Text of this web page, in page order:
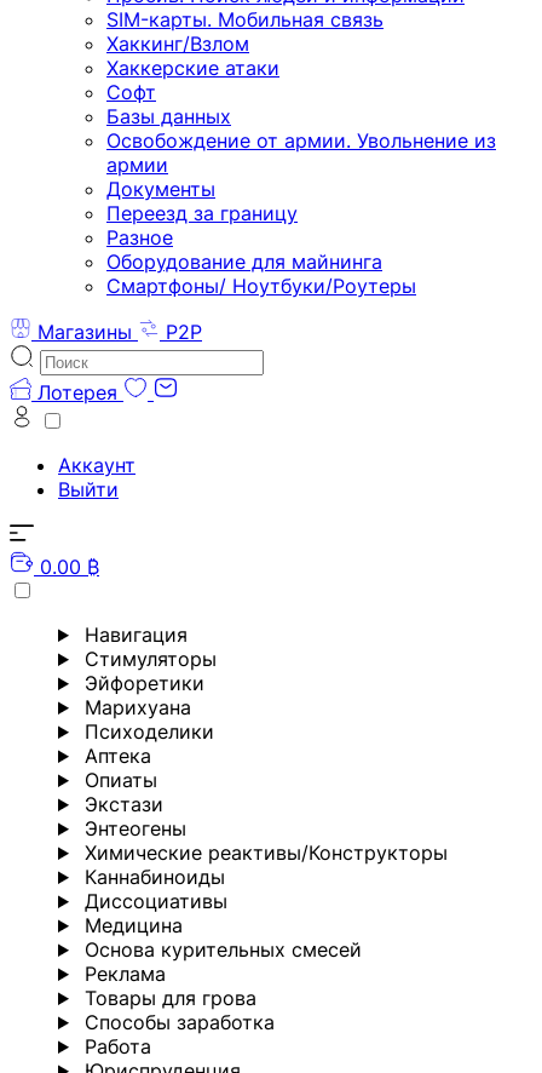
SIM-карты. Мобильная связь
Хаккинг/Взлом
Хаккерские атаки
Софт
Базы данных
Освобождение от армии. Увольнение из
армии
Документы
Переезд за границу
Разное
Оборудование для майнинга
Смартфоны/ Ноутбуки/Роутеры
Магазины
P2P
Лотерея
Аккаунт
Выйти
0.00 ₿
Навигация
Стимуляторы
Эйфоретики
Марихуана
Психоделики
Аптека
Опиаты
Экстази
Энтеогены
Химические реактивы/Конструкторы
Каннабиноиды
Диссоциативы
Медицина
Основа курительных смесей
Реклама
Товары для грова
Способы заработка
Работа